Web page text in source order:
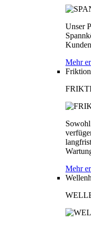
Unser
Mehr
Mehr